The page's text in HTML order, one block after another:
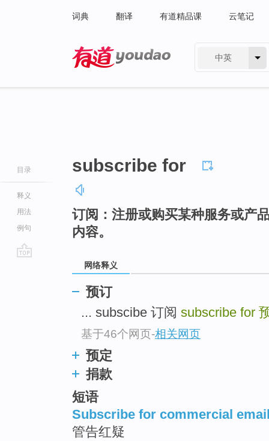
词典 翻译 有道精品课 云笔记
中英
目录
释义
用法
例句
subscribe for
订阅：注册或购买某种服务或产
内容。
网络释义
预订
... subscibe 订阅 subscribe for
基于46个网页-相关网页
预定
捐款
短语
Subscribe for commercial
管告红疑